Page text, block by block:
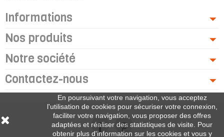
Informations
Nos produits
Notre société
Contactez-nous
En poursuivant votre navigation, vous acceptez
l'utilisation de cookies pour sécuriser votre connexion,
faciliter votre navigation, vous proposer des offres
adaptées et réaliser des statistiques de visite. Pour
obtenir plus d'information sur les cookies et vous y